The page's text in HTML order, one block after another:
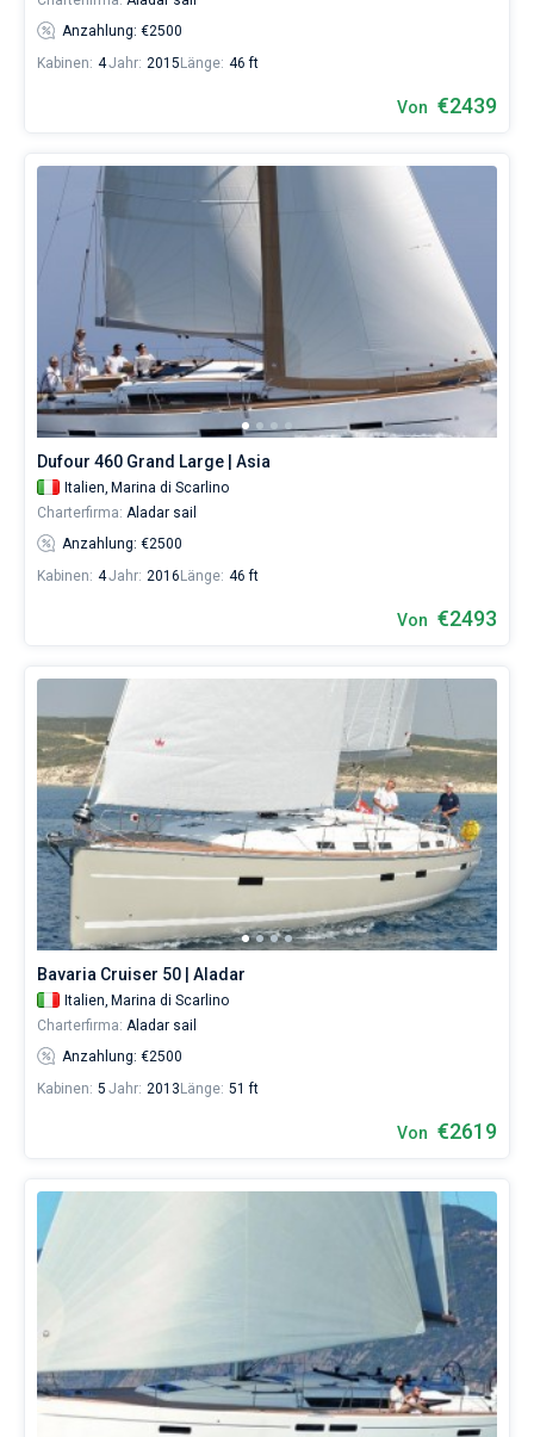
Anzahlung: €2500
Kabinen: 4Jahr: 2015 Länge: 46 ft
Von €2439
Dufour 460 Grand Large | Asia
Italien, Marina di Scarlino
Charterfirma: Aladar sail
Anzahlung: €2500
Kabinen: 4Jahr: 2016 Länge: 46 ft
Von €2493
Bavaria Cruiser 50 | Aladar
Italien, Marina di Scarlino
Charterfirma: Aladar sail
Anzahlung: €2500
Kabinen: 5 Jahr: 2013 Länge: 51 ft
Von €2619